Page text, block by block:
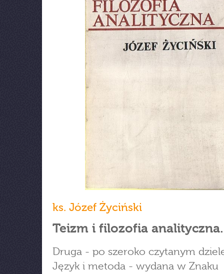
ks. Józef Życiński
Teizm i filozofia
Druga - po szeroko czytanym
Język i metoda - wydana w Znaku